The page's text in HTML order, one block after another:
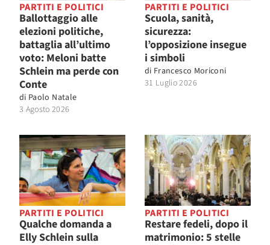
PARTITI E POLITICI
Ballottaggio alle
elezioni politiche,
battaglia all’ultimo
voto: Meloni batte
Schlein ma perde con
Conte
di Paolo Natale
3 Agosto 2026
PARTITI E POLITICI
Scuola, sanità,
sicurezza:
l’opposizione insegue
i simboli
di Francesco Moriconi
31 Luglio 2026
PARTITI E POLITICI
Qualche domanda a
Elly Schlein sulla
PARTITI E POLITICI
Restare fedeli, dopo il
matrimonio: 5 stelle